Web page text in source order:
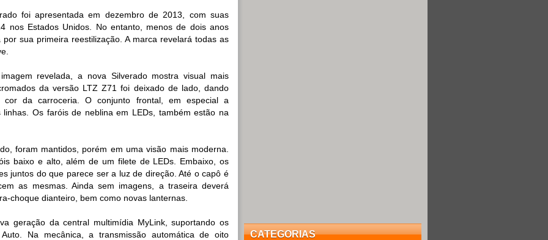
foi apresentada em dezembro de 2013, com suas
nos Estados Unidos. No entanto, menos de dois anos
sua primeira reestilização. A marca revelará todas as
revelada, a nova Silverado mostra visual mais
da versão LTZ Z71 foi deixado de lado, dando
da carroceria. O conjunto frontal, em especial a
Os faróis de neblina em LEDs, também estão na
foram mantidos, porém em uma visão mais moderna.
baixo e alto, além de um filete de LEDs. Embaixo, os
juntos do que parece ser a luz de direção. Até o capô é
as mesmas. Ainda sem imagens, a traseira deverá
choque dianteiro, bem como novas lanternas.
geração da central multimídia MyLink, suportando os
Na mecânica, a transmissão automática de oito
CATEGORIAS